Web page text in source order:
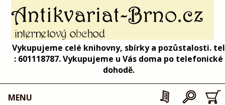
Vykupujeme celé knihovny, sbírky a pozůstalosti. tel
: 601118787. Vykupujeme u Vás doma po telefonické
dohodě.
MENU